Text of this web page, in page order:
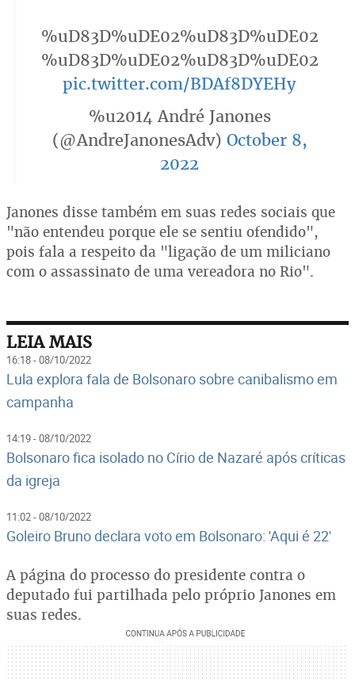
%uD83D%uDE02%uD83D%uDE02
%uD83D%uDE02%uD83D%uDE02
pic.twitter.com/BDAf8DYEHy
%u2014 André Janones
(@AndreJanonesAdv) October 8,
2022
Janones disse também em suas redes sociais que
"não entendeu porque ele se sentiu ofendido",
pois fala a respeito da "ligação de um miliciano
com o assassinato de uma vereadora no Rio".
LEIA MAIS
16:18 - 08/10/2022
Lula explora fala de Bolsonaro sobre canibalismo em
campanha
14:19 - 08/10/2022
Bolsonaro fica isolado no Círio de Nazaré após críticas
da igreja
11:02 - 08/10/2022
Goleiro Bruno declara voto em Bolsonaro: 'Aqui é 22'
A página do processo do presidente contra o
deputado fui partilhada pelo próprio Janones em
suas redes.